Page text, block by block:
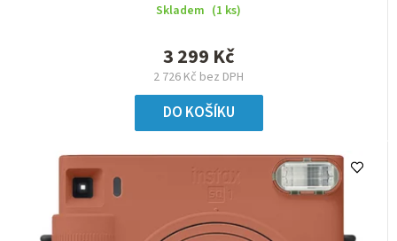
Skladem (1 ks)
2 726 Kč bez DPH
3 299 Kč
DO KOŠÍKU